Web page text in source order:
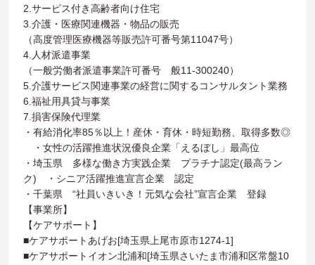
2.サービス付き高齢者向け住宅
3.介護・医療関連機器・物品の販売
（高度管理医療機器等販売許可番号第11047号）
4.人材派遣事業
（一般労働者派遣事業許可番号 般11-300240）
5.介護サービス関連事業の経営に関するコンサルタント業務
6.福祉用具貸与事業
7.損害保険代理業
・有給消化率85％以上！産休・育休・時短勤務、取得多数◎
・女性の活躍推進状況優良企業「えるぼし」最高位
・埼玉県 多様な働き方実践企業 プラチナ認定(最高ラン
ク) ・シニア活躍推進宣言企業 認定
・千葉県 “社員いきいき！元気な会社”宣言企業 登録
【事業所】
【ケアサポート】
■ケアサポートあげお[埼玉県上尾市原市1274-1]
■ケアサポートイオン北浦和[埼玉県さいたま市浦和区常盤10